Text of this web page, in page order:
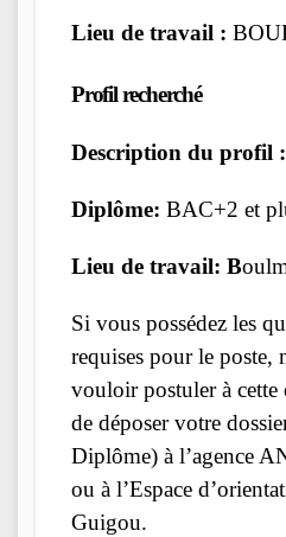
Lieu de travail :
Profil recherché
Description du profil :
Diplôme: BAC+2 et
Lieu de travail: B
Si vous possédez les
requises pour le poste,
vouloir postuler à cette
de déposer votre
Diplôme) à l’agence
ou à l’Espace
Guigou.